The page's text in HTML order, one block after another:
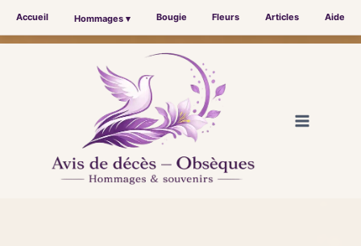
Accueil Hommages ▾ Bougie Fleurs Articles Aide